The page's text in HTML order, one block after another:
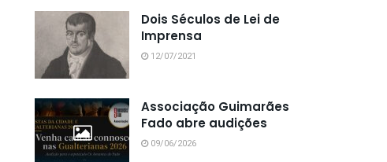
Dois Séculos de Lei de
Imprensa
12/07/2021
Associação Guimarães
Fado abre audições
09/06/2026